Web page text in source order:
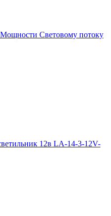
Мощности Световому потоку
12в LA-14-3-12V-